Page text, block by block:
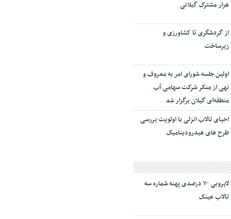
هزار مشترک گیلانی
از گردشگری تا کشاورزی و
زیرساخت
اولین جلسه شورای امر به معروف و
نهی از منکر شرکت سهامی آب
منطقه‌ای گیلان برگزار شد
احیای تالاب انزلی با اولویت بررسی
طرح های هیدرودینامیک
لایروبی ۷۰ درصدی پهنه شماره سه
تالاب عینک